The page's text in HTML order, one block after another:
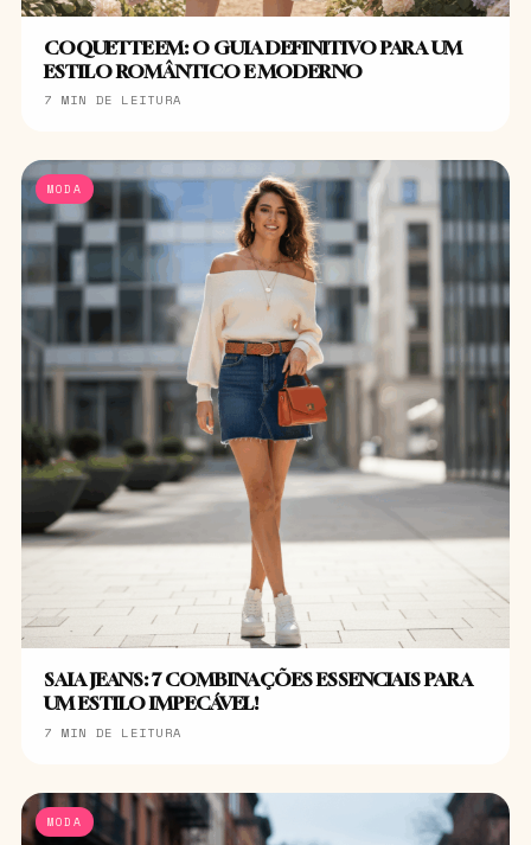
COQUETTE EM: O GUIA DEFINITIVO PARA UM
ESTILO ROMÂNTICO E MODERNO
7 MIN DE LEITURA
MODA
SAIA JEANS: 7 COMBINAÇÕES ESSENCIAIS PARA
UM ESTILO IMPECÁVEL!
7 MIN DE LEITURA
MODA